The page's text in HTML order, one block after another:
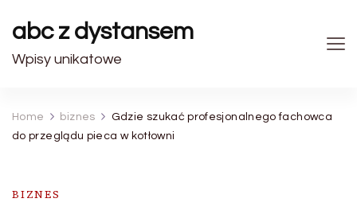
abc z dystansem
Wpisy unikatowe
Home biznes
Gdzie szukać profesjonalnego fachowca
do przeglądu pieca w kotłowni
BIZNES